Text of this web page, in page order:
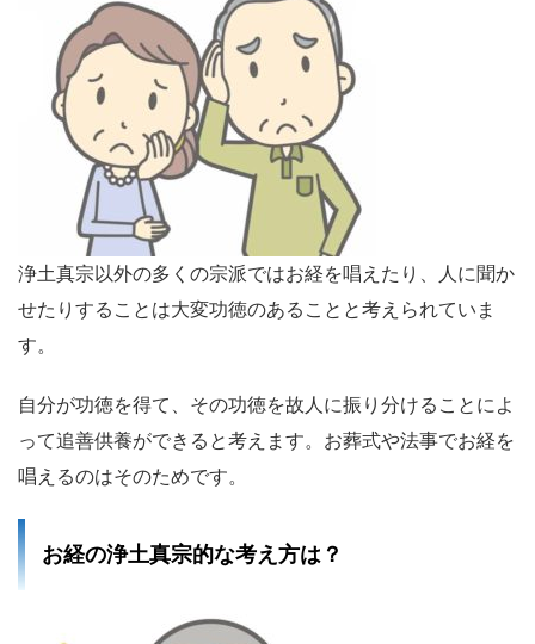
浄土真宗以外の多くの宗派ではお経を唱えたり、人に聞か
せたりすることは大変功徳のあることと考えられていま
す。
自分が功徳を得て、その功徳を故人に振り分けることによ
って追善供養ができると考えます。お葬式や法事でお経を
唱えるのはそのためです。
お経の浄土真宗的な考え方は？